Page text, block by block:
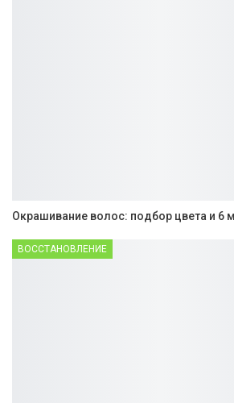
Окрашивание волос: подбор цвета и 6
ВОССТАНОВЛЕНИЕ